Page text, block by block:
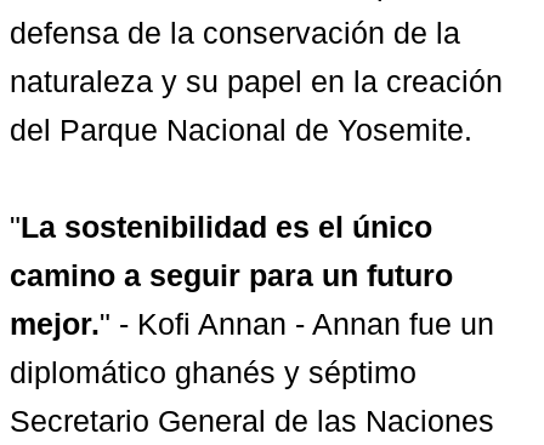
defensa de la conservación de la
naturaleza y su papel en la creación
del Parque Nacional de Yosemite.
"La sostenibilidad es el único
camino a seguir para un futuro
mejor." - Kofi Annan - Annan fue un
diplomático ghanés y séptimo
Secretario General de las Naciones